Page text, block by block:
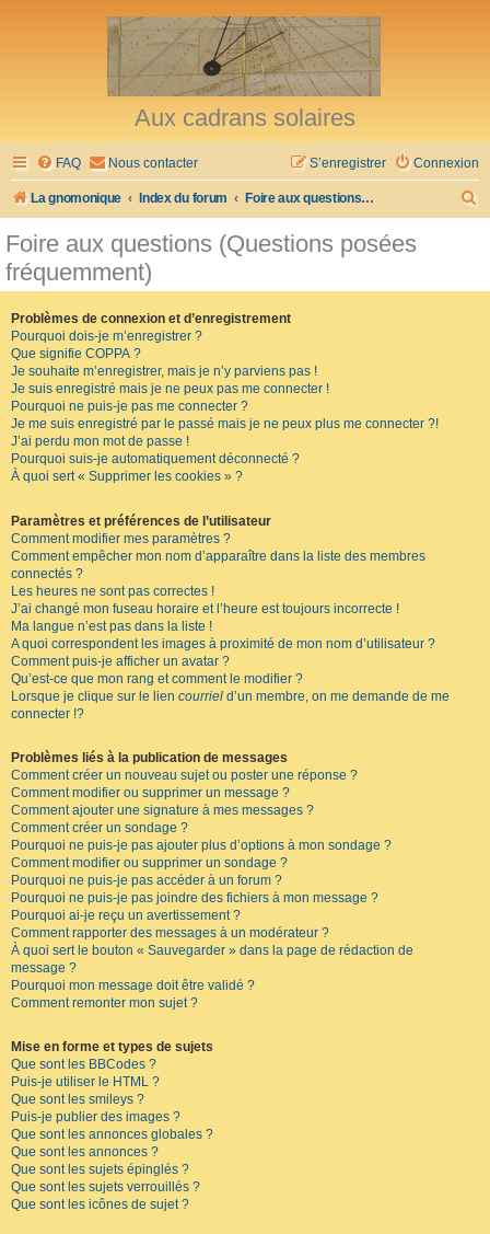
Aux cadrans solaires
FAQ Nous contacter Connexion
S’enregistrer
La gnomonique Index du forum Foire aux questions (Questions posées fréquemment)
Foire aux questions (Questions posées
fréquemment)
Problèmes de connexion et d’enregistrement
Pourquoi dois-je m’enregistrer ?
Que signifie COPPA ?
Je souhaite m’enregistrer, mais je n’y parviens pas !
Je suis enregistré mais je ne peux pas me connecter !
Pourquoi ne puis-je pas me connecter ?
Je me suis enregistré par le passé mais je ne peux plus me connecter ?!
J’ai perdu mon mot de passe !
Pourquoi suis-je automatiquement déconnecté ?
À quoi sert « Supprimer les cookies » ?
Paramètres et préférences de l’utilisateur
Comment modifier mes paramètres ?
Comment empêcher mon nom d’apparaître dans la liste des membres
connectés ?
Les heures ne sont pas correctes !
J’ai changé mon fuseau horaire et l’heure est toujours incorrecte !
Ma langue n’est pas dans la liste !
A quoi correspondent les images à proximité de mon nom d’utilisateur ?
Comment puis-je afficher un avatar ?
Qu’est-ce que mon rang et comment le modifier ?
Lorsque je clique sur le lien courriel d’un membre, on me demande de me
connecter !?
Problèmes liés à la publication de messages
Comment créer un nouveau sujet ou poster une réponse ?
Comment modifier ou supprimer un message ?
Comment ajouter une signature à mes messages ?
Comment créer un sondage ?
Pourquoi ne puis-je pas ajouter plus d’options à mon sondage ?
Comment modifier ou supprimer un sondage ?
Pourquoi ne puis-je pas accéder à un forum ?
Pourquoi ne puis-je pas joindre des fichiers à mon message ?
Pourquoi ai-je reçu un avertissement ?
Comment rapporter des messages à un modérateur ?
À quoi sert le bouton « Sauvegarder » dans la page de rédaction de
message ?
Pourquoi mon message doit être validé ?
Comment remonter mon sujet ?
Mise en forme et types de sujets
Que sont les BBCodes ?
Puis-je utiliser le HTML ?
Que sont les smileys ?
Puis-je publier des images ?
Que sont les annonces globales ?
Que sont les annonces ?
Que sont les sujets épinglés ?
Que sont les sujets verrouillés ?
Que sont les icônes de sujet ?